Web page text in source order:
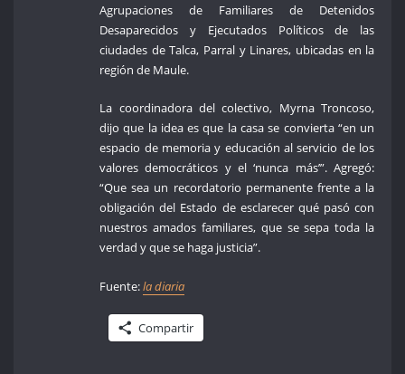
Agrupaciones de Familiares de Detenidos
Desaparecidos y Ejecutados Políticos de las
ciudades de Talca, Parral y Linares, ubicadas en la
región de Maule.
La coordinadora del colectivo, Myrna Troncoso,
dijo que la idea es que la casa se convierta “en un
espacio de memoria y educación al servicio de los
valores democráticos y el ‘nunca más’”. Agregó:
“Que sea un recordatorio permanente frente a la
obligación del Estado de esclarecer qué pasó con
nuestros amados familiares, que se sepa toda la
verdad y que se haga justicia”.
Fuente:la diaria
Compartir